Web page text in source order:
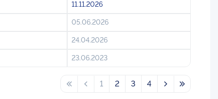
11.11.2026
05.06.2026
24.04.2026
23.06.2023
1 2 3 4